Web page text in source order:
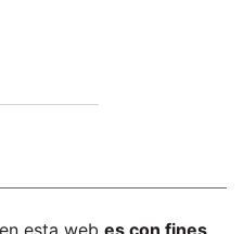
esta web es con fines